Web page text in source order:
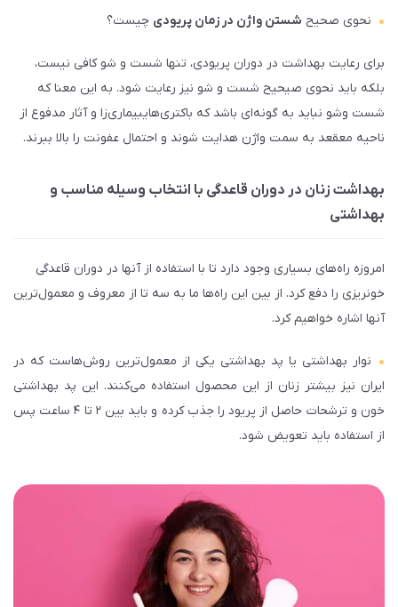
نحوی صحیح شستن واژن در زمان پریودی چیست؟
برای رعایت بهداشت در دوران پریودی، تنها شست و شو کافی نیست،
بلکه باید نحوی صیحیح شست و شو نیز رعایت شود. به این معنا که
شست وشو نباید به گونه‌ای باشد که باکتری‌هایبیماری‌­زا و آثار مدفوع از
ناحیه معقعد به سمت واژن هدایت شوند و احتمال عفونت را بالا ببرند.
بهداشت زنان در دوران قاعدگی با انتخاب وسیله مناسب و
بهداشتی
امروزه راه­‌های بسیاری وجود دارد تا با استفاده از آن­ها در دوران قاعدگی
خونریزی را دفع کرد. از بین این راه­‌ها ما به سه تا از معروف و معمول­‌ترین
آن­ها اشاره خواهیم کرد.
نوار بهداشتی یا پد بهداشتی یکی از معمول­‌ترین روش­‌هاست که در
ایران نیز بیش­تر زنان از این محصول استفاده می‌­کنند. این پد بهداشتی
خون و ترشحات حاصل از پریود را جذب کرده و باید بین ۲ تا ۴ ساعت پس
از استفاده باید تعویض شود.